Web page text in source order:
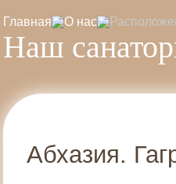
Главная О нас
Наш
Абхазия.
Нажимая на кнопку
на обработку
на обработку